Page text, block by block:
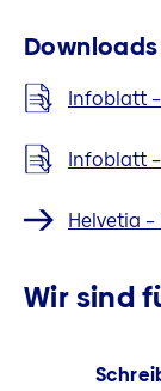
Infoblatt –
Infoblatt
Helvetia –
Wir sind